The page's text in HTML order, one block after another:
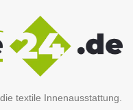
textile Innenausstattung.